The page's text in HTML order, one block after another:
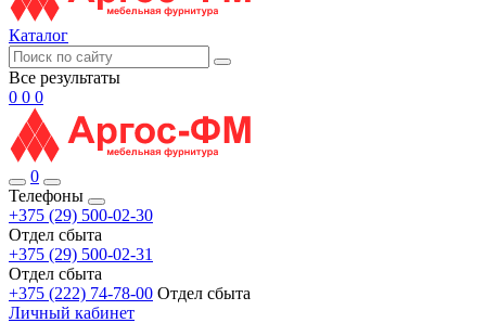
Каталог
Все результаты
0 0 0
0
Телефоны
+375 (29) 500-02-30
Отдел сбыта
+375 (29) 500-02-31
Отдел сбыта
+375 (222) 74-78-00 Отдел сбыта
Личный кабинет